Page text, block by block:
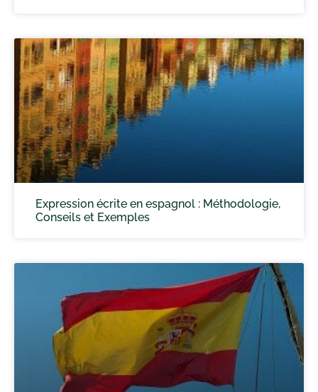
Expression écrite en espagnol : Méthodologie,
Conseils et Exemples